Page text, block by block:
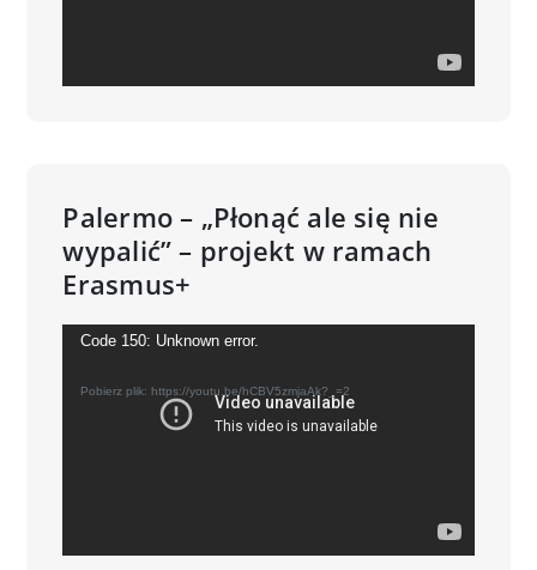
Palermo – „Płonąć ale się nie
wypalić” – projekt w ramach
Erasmus+
Odtwarzacz
Code 150: Unknown error.
Pobierz plik: https://youtu.be/hCBV5zmjaAk?_=2